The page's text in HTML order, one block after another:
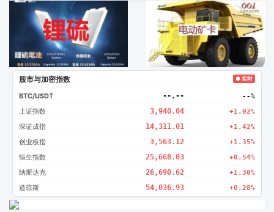
广告2 创新
股市与加密指数 ● 实时
BTC/USDT --.-- --%
上证指数 3,940.04 +1.02%
深证成指 14,311.01 +1.42%
创业板指 3,563.12 +1.35%
恒生指数 25,668.03 +0.54%
纳斯达克 26,690.62 +1.30%
道琼斯 54,036.93 +0.28%